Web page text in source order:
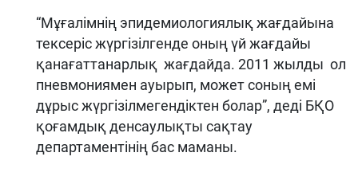
“Мұғалімнің эпидемиологиялық жағдайына
тексеріс жүргізілгенде оның үй жағдайы
қанағаттанарлық жағдайда. 2011 жылды ол
пневмониямен ауырып, может соның емі
дұрыс жүргізілмегендіктен болар”, деді БҚО
қоғамдық денсаулықты сақтау
департаментінің бас маманы.